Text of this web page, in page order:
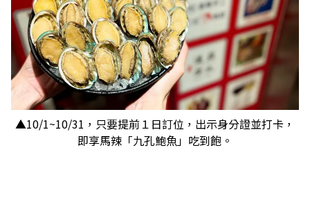
▲10/1~10/31，只要提前１日訂位，出示身分證並打卡，
即享馬辣「九孔鮑魚」吃到飽。